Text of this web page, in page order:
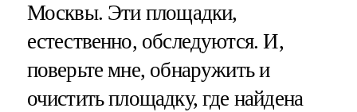
Москвы. Эти площадки,
естественно, обследуются. И,
поверьте мне, обнаружить и
очистить площадку, где найдена